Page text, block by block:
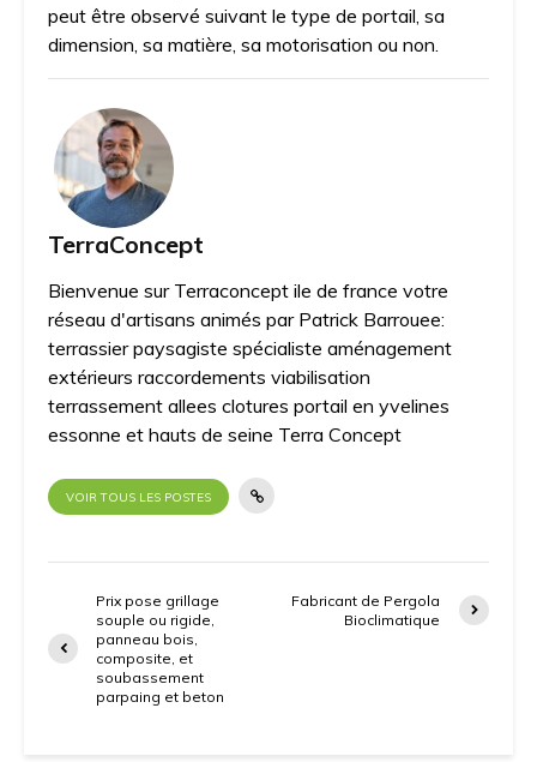
peut être observé suivant le type de portail, sa
dimension, sa matière, sa motorisation ou non.
TerraConcept
Bienvenue sur Terraconcept ile de france votre
réseau d'artisans animés par Patrick Barrouee:
terrassier paysagiste spécialiste aménagement
extérieurs raccordements viabilisation
terrassement allees clotures portail en yvelines
essonne et hauts de seine Terra Concept
VOIR TOUS LES POSTES
Prix pose grillage
souple ou rigide,
panneau bois,
composite, et
soubassement
parpaing et beton
Fabricant de Pergola
Bioclimatique